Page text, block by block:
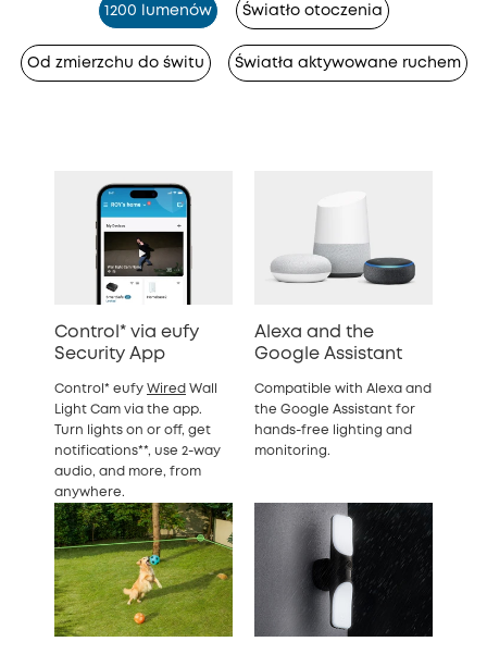
1200 lumenów Światło otoczenia
Od zmierzchu do świtu Światła aktywowane ruchem
Control* via eufy
Security App
Control* eufy Wired Wall
Light Cam via the app.
Turn lights on or off, get
notifications**, use 2-way
audio, and more, from
anywhere.
Alexa and the
Google Assistant
Compatible with Alexa and
the Google Assistant for
hands-free lighting and
monitoring.